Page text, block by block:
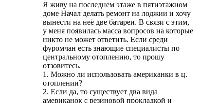
Я живу на последнем этаже в пятиэтажном
доме Начал делать ремонт на лоджии и хочу
вынести на неё две батареи. В связи с этим,
у меня появилась масса вопросов на которые
никто не может ответить. Если среди
фуромчан есть знающие специалисты по
центральному отоплению, то прошу
отзовитесь.
1. Можно ли использовать американки в ц.
отоплении?
2. Если да, то существует два вида
американок с резиновой прокладкой и